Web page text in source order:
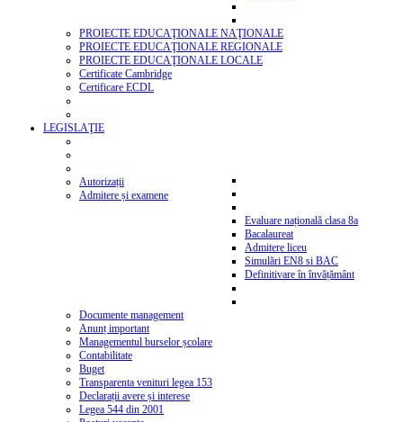
PROIECTE EDUCAŢIONALE NAŢIONALE
PROIECTE EDUCAŢIONALE REGIONALE
PROIECTE EDUCAŢIONALE LOCALE
Certificate Cambridge
Certificare ECDL
LEGISLAŢIE
Autorizații
Admitere și examene
Evaluare națională clasa 8a
Bacalaureat
Admitere liceu
Simulări EN8 si BAC
Definitivare în învățământ
Documente management
Anunț important
Managementul burselor școlare
Contabilitate
Buget
Transparenta venituri legea 153
Declarații avere și interese
Legea 544 din 2001